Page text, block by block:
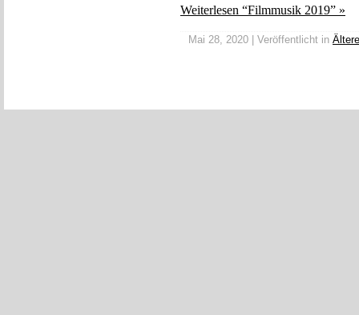
Weiterlesen “Filmmusik 2019” »
Mai 28, 2020 | Veröffentlicht in